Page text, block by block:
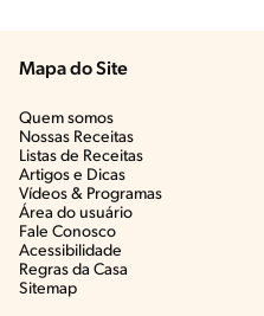
Mapa do Site
Quem somos
Nossas Receitas
Listas de Receitas​
Artigos e Dicas​
Vídeos & Programas​
Área do usuário
Fale Conosco
Acessibilidade
Regras da Casa
Sitemap